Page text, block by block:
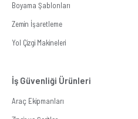
Boyama Şablonları
Zemin İşaretleme
Yol Çizgi Makineleri
İş Güvenliği Ürünleri
Araç Ekipmanları